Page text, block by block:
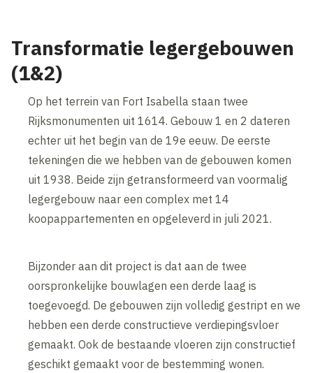
Transformatie legergebouwen
(1&2)
Op het terrein van Fort Isabella staan twee
Rijksmonumenten uit 1614. Gebouw 1 en 2 dateren
echter uit het begin van de 19e eeuw. De eerste
tekeningen die we hebben van de gebouwen komen
uit 1938. Beide zijn getransformeerd van voormalig
legergebouw naar een complex met 14
koopappartementen en opgeleverd in juli 2021.
Bijzonder aan dit project is dat aan de twee
oorspronkelijke bouwlagen een derde laag is
toegevoegd. De gebouwen zijn volledig gestript en we
hebben een derde constructieve verdiepingsvloer
gemaakt. Ook de bestaande vloeren zijn constructief
geschikt gemaakt voor de bestemming wonen.